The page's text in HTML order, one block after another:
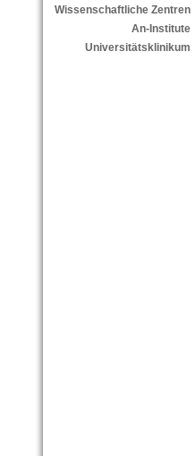
Wissenschaftliche Zentren
An-Institute
Universitätsklinikum